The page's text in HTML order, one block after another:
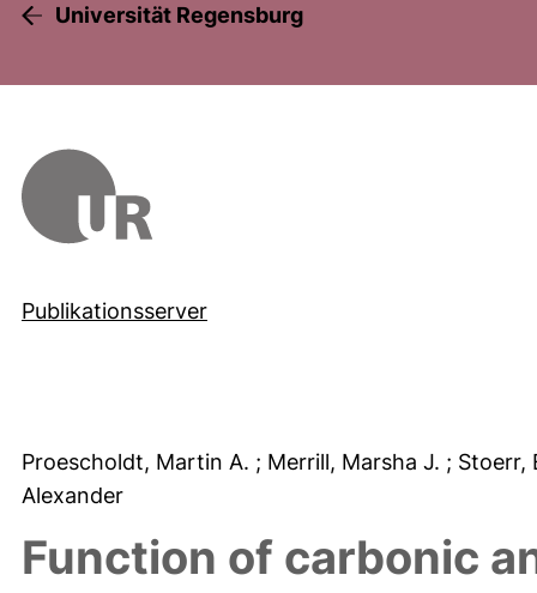
Universität Regensburg
Publikationsserver
Proescholdt, Martin A. ; Merrill, Marsha J. ; Stoerr,
Alexander
Function of carbonic